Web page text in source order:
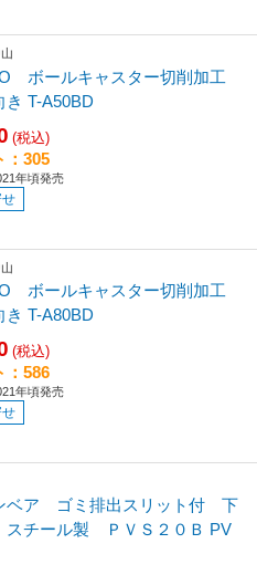
ボールキャスター切削加工
T-A50BD
(税込)
：305
年頃発売
せ
ボールキャスター切削加工
T-A80BD
(税込)
：586
年頃発売
せ
ベア ゴミ排出スリット付 下
チール製 ＰＶＳ２０Ｂ PV